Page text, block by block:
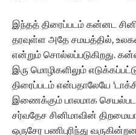
இந்தத் திரைப்படம் கன்னட
தரவுள்ள அதே சமயத்தில்,
என்றும் சொல்லப்படுகிறது.
இரு மொழிகளிலும்
திரைப்படம் என்பதாலேயே
இணைக்கும் பாலமாக செயல்பட
சர்வதேச சினிமாவின்
ஒருசேர பணிபுரிந்து